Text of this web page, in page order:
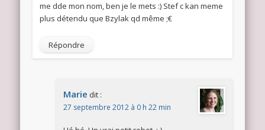
me dde mon nom, ben je le mets :) Stef c kan meme
plus détendu que Bzylak qd même ;€
Répondre
Marie dit :
27 septembre 2012 à 0 h 22 min